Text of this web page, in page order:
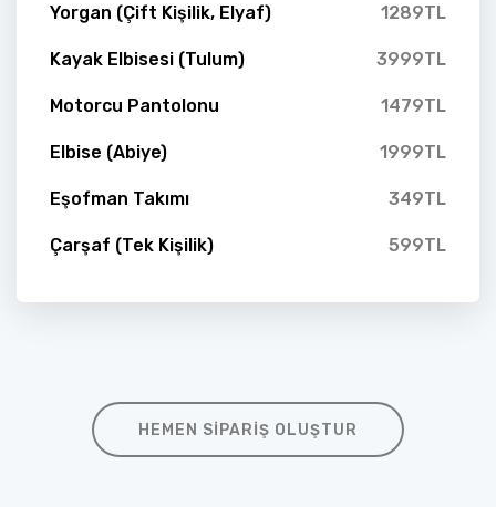
Yorgan (Çift Kişilik, Elyaf) 1289TL
Kayak Elbisesi (Tulum) 3999TL
Motorcu Pantolonu 1479TL
Elbise (Abiye) 1999TL
Eşofman Takımı 349TL
Çarşaf (Tek Kişilik) 599TL
HEMEN SIPARIŞ OLUŞTUR